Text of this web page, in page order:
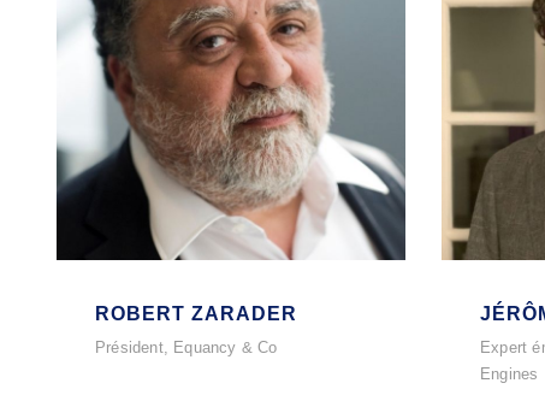
ROBERT ZARADER
Président, Equancy & Co
Expert
Engines